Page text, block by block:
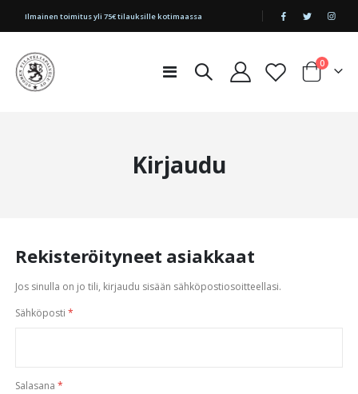
|
Ilmainen toimitus yli 75€ tilauksille kotimaassa
Toggle
Cart
0tuotetta
Kirjaudu
Rekisteröityneet asiakkaat
Jos sinulla on jo tili, kirjaudu sisään sähköpostiosoitteellasi.
Sähköposti
Salasana